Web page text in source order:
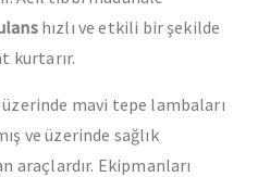
hızlı ve etkili bir şekilde
kurtarır.
üzerinde mavi tepe lambaları
ve üzerinde sağlık
araçlardır. Ekipmanları